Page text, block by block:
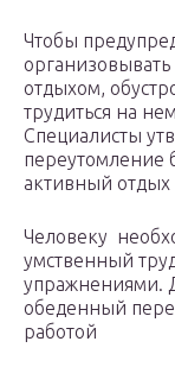
Чтобы
организовывать
отдыхом,
трудиться на
Специалисты
переутомление
активный отдых
Человеку
умственный
упражнениями.
обеденный
работой